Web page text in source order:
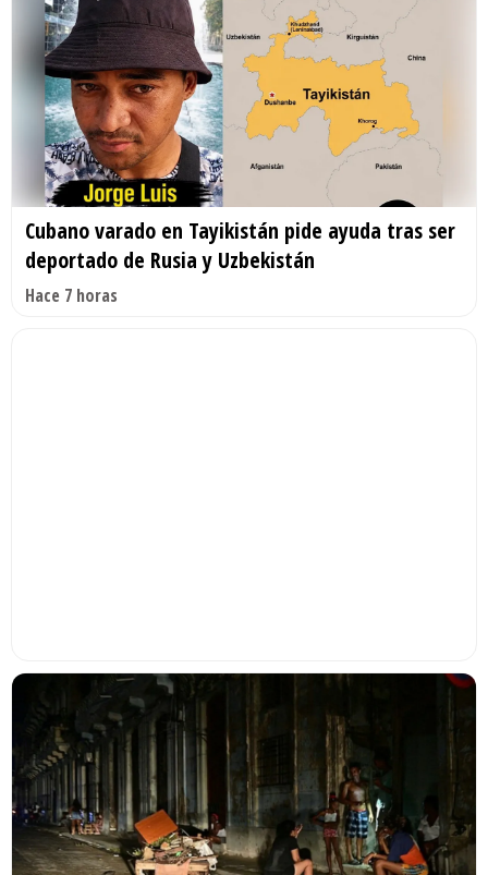
Cubano varado en Tayikistán pide ayuda tras ser
deportado de Rusia y Uzbekistán
Hace 7 horas